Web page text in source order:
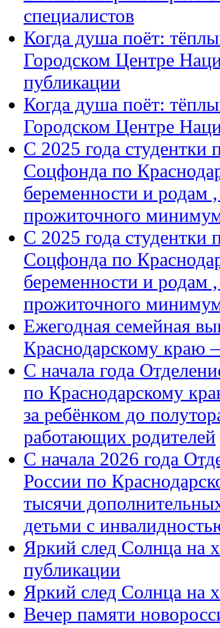
специалистов
Когда душа поёт:
Городском Центре
публикации
Когда душа поёт:
Городском Центре
С 2025 года студентки
Соцфонда по
беременности и родам
прожиточного
С 2025 года студентки
Соцфонда по
беременности и родам
прожиточного
Ежегодная семейная
Краснодарскому краю
С начала года
по Краснодарскому
за ребёнком до
работающих родителей
С начала 2026 года
России по
тысячи
детьми с
Яркий след Солнца на
публикации
Яркий след Солнца на
Вечер памяти